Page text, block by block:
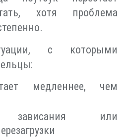
хотя проблема
с которыми
медленнее, чем
зависания или